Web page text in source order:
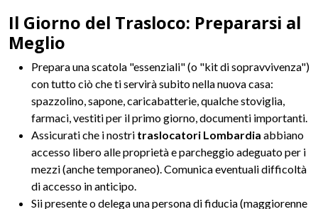
Il Giorno del Trasloco: Prepararsi al
Meglio
Prepara una scatola "essenziali" (o "kit di sopravvivenza")
con tutto ciò che ti servirà subito nella nuova casa:
spazzolino, sapone, caricabatterie, qualche stoviglia,
farmaci, vestiti per il primo giorno, documenti importanti.
Assicurati che i nostri traslocatori Lombardia abbiano
accesso libero alle proprietà e parcheggio adeguato per i
mezzi (anche temporaneo). Comunica eventuali difficoltà
di accesso in anticipo.
Sii presente o delega una persona di fiducia (maggiorenne